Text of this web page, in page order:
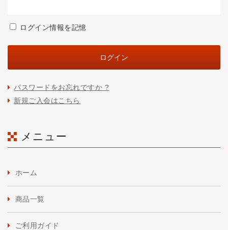
ログイン情報を記憶
パスワードをお忘れですか ?
新規ご入会はこちら
メニュー
ホーム
商品一覧
ご利用ガイド